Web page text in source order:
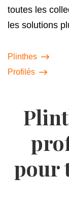
toutes les
les solutions
Plinthes
Profilés
pour